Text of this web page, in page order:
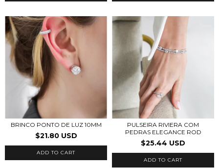
BRINCO PONTO DE LUZ 10MM
$21.80 USD
ADD TO CART
PULSEIRA RIVIERA COM
PEDRAS ELEGANCE ROD
$25.44 USD
ADD TO CART